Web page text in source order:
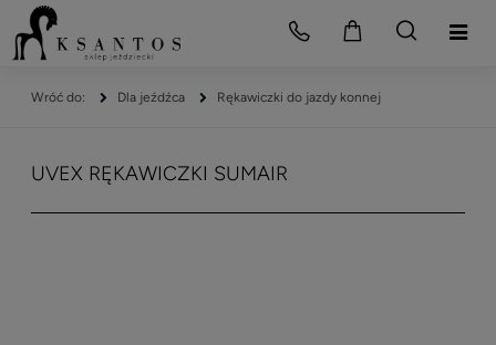
Dla jeźdźca Rękawiczki do jazdy konnej
UVEX RĘKAWICZKI SUMAIR